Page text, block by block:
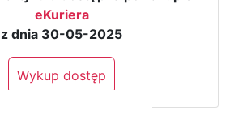
eKuriera
z dnia 30-05-2025
Wykup dostęp